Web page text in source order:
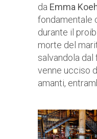
da Emma
fondamentale
durante il
morte del
salvandola
venne ucciso
amanti,